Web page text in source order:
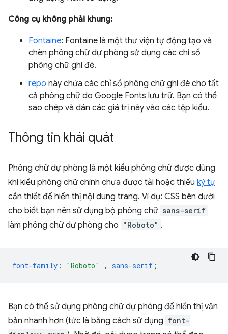
Công cụ không phải khung:
Fontaine: Fontaine là một thư viện tự động tạo và
chèn phông chữ dự phòng sử dụng các chỉ số
phông chữ ghi đè.
repo này chứa các chỉ số phông chữ ghi đè cho tất
cả phông chữ do Google Fonts lưu trữ. Bạn có thể
sao chép và dán các giá trị này vào các tệp kiểu.
Thông tin khái quát
Phông chữ dự phòng là một kiểu phông chữ được dùng
khi kiểu phông chữ chính chưa được tải hoặc thiếu ký tự
cần thiết để hiển thị nội dung trang. Ví dụ: CSS bên dưới
cho biết bạn nên sử dụng bộ phông chữ sans-serif
làm phông chữ dự phòng cho "Roboto" .
font-family : "Roboto" , sans-serif ;
Bạn có thể sử dụng phông chữ dự phòng để hiển thị văn
bản nhanh hơn (tức là bằng cách sử dụng font-